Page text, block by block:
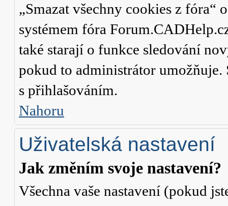
„Smazat všechny cookies z fóra“
systémem fóra
také starají o funkce sledování
pokud to administrátor umožňuje.
s přihlašováním.
Nahoru
Uživatelská nastavení
Jak změním svoje nastavení?
Všechna vaše nastavení (pokud